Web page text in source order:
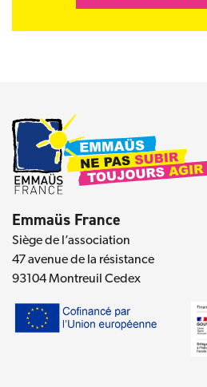
Emmaüs France
Siège de l’association
47 avenue de la résistance
93104 Montreuil Cedex